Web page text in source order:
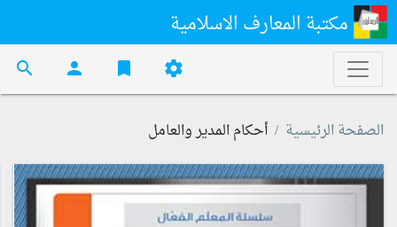
مكتبة المعارف الاسلامية
settings
bookmark
person
search
الصفحة الرئيسية أحكام المدير والعامل